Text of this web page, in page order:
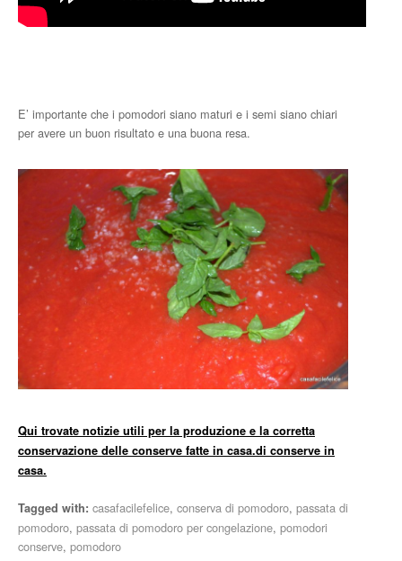
E’ importante che i pomodori siano maturi e i semi siano chiari
per avere un buon risultato e una buona resa.
Qui trovate notizie utili per la produzione e la corretta
conservazione delle conserve fatte in casa.di conserve in
casa.
Tagged with: casafacilefelice, conserva di pomodoro, passata di
pomodoro, passata di pomodoro per congelazione, pomodori
conserve, pomodoro